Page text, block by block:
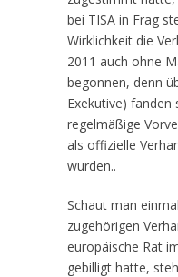
bei TISA in Frag
Wirklichkeit die
2011 auch ohne
begonnen, denn
Exekutive) fanden
regelmäßige
als offizielle
wurden..
Schaut man
zugehörigen
europäische Rat
gebilligt hatte,